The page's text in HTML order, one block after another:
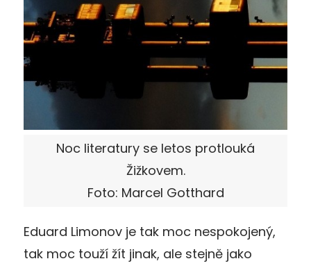
Noc literatury se letos protlouká
Žižkovem.
Foto: Marcel Gotthard
Eduard Limonov je tak moc nespokojený,
tak moc touží žít jinak, ale stejně jako